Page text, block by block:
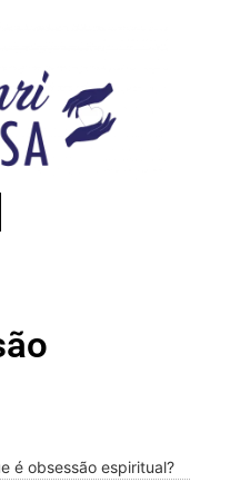
é obsessão espiritual?